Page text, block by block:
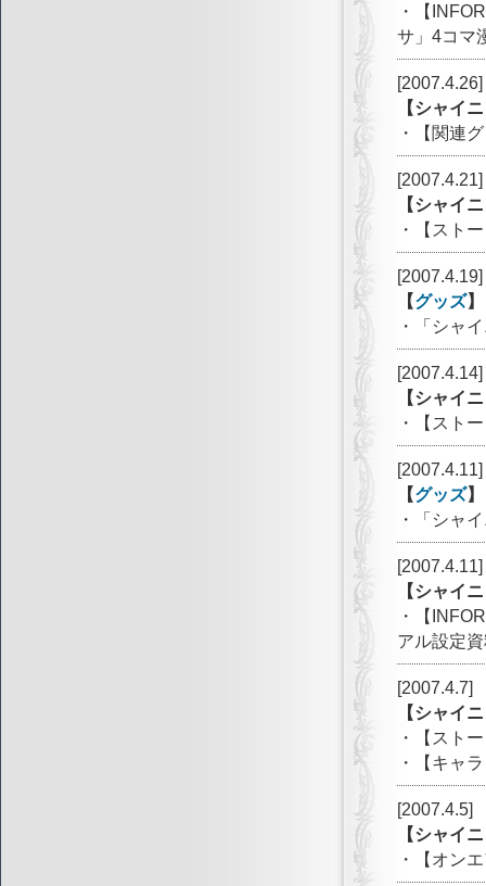
・【
サ」4コマ
[2007.4.26]
【シャイ
・【関連
[2007.4.21]
【シャイ
・【スト
[2007.4.19]
【グッズ】
・「シャ
[2007.4.14]
【シャイ
・【スト
[2007.4.11]
【グッズ】
・「シャ
[2007.4.11]
【シャイ
・【
アル設定
[2007.4.7]
【シャイ
・【スト
・【キャ
[2007.4.5]
【シャイ
・【オン